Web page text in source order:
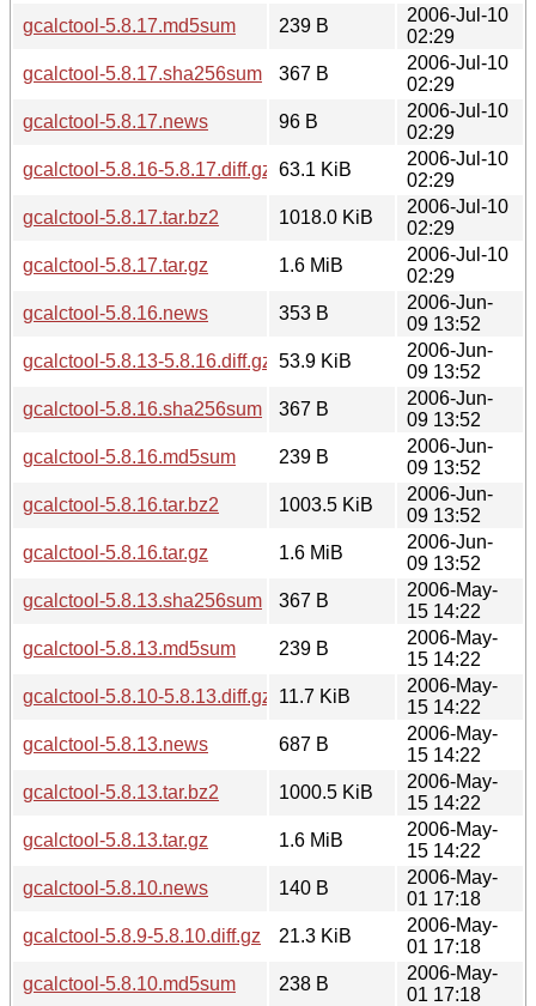
gcalctool-5.8.17.md5sum
239 B
2006-Jul-10
02:29
gcalctool-5.8.17.sha256sum
367 B
2006-Jul-10
02:29
gcalctool-5.8.17.news
96 B
2006-Jul-10
02:29
gcalctool-5.8.16-5.8.17.diff.gz 63.1 KiB
2006-Jul-10
02:29
gcalctool-5.8.17.tar.bz2
1018.0 KiB
2006-Jul-10
02:29
gcalctool-5.8.17.tar.gz
1.6 MiB
2006-Jul-10
02:29
gcalctool-5.8.16.news
353 B
2006-Jun-
09 13:52
gcalctool-5.8.13-5.8.16.diff.gz 53.9 KiB
2006-Jun-
09 13:52
gcalctool-5.8.16.sha256sum
367 B
2006-Jun-
09 13:52
gcalctool-5.8.16.md5sum
239 B
2006-Jun-
09 13:52
gcalctool-5.8.16.tar.bz2
1003.5 KiB
2006-Jun-
09 13:52
gcalctool-5.8.16.tar.gz
1.6 MiB
2006-Jun-
09 13:52
gcalctool-5.8.13.sha256sum
367 B
2006-May-
15 14:22
gcalctool-5.8.13.md5sum
239 B
2006-May-
15 14:22
gcalctool-5.8.10-5.8.13.diff.gz
11.7 KiB
2006-May-
15 14:22
gcalctool-5.8.13.news
687 B
2006-May-
15 14:22
gcalctool-5.8.13.tar.bz2
1000.5 KiB
2006-May-
15 14:22
gcalctool-5.8.13.tar.gz
1.6 MiB
2006-May-
15 14:22
gcalctool-5.8.10.news
140 B
2006-May-
01 17:18
gcalctool-5.8.9-5.8.10.diff.gz
21.3 KiB
2006-May-
01 17:18
gcalctool-5.8.10.md5sum
238 B
2006-May-
01 17:18